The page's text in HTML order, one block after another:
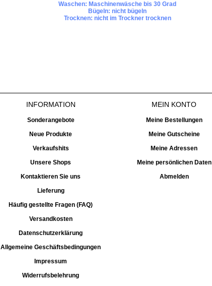
Waschen: Maschinenwäsche bis 30 Grad
Bügeln: nicht bügeln
Trocknen: nicht im Trockner trocknen
INFORMATION
Sonderangebote
Neue Produkte
Verkaufshits
Unsere Shops
Kontaktieren Sie uns
Lieferung
Häufig gestellte Fragen (FAQ)
Versandkosten
Datenschutzerklärung
Allgemeine Geschäftsbedingungen
Impressum
Widerrufsbelehrung
MEIN KONTO
Meine Bestellungen
Meine Gutscheine
Meine Adressen
Meine persönlichen Daten
Abmelden